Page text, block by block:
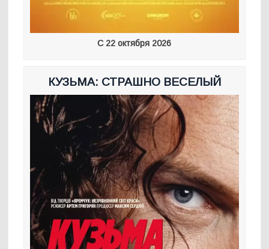
С 22 октября 2026
КУЗЬМА: СТРАШНО ВЕСЕЛЫЙ